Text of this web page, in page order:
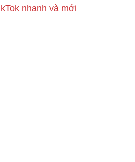
nhanh và mới